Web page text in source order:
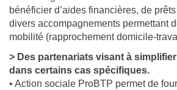
bénéficier d’aides financières, de
divers accompagnements permettant
mobilité (rapprochement domicile-
> Des partenariats visant à simplifier
dans certains cas spécifiques.
• Action sociale ProBTP permet de